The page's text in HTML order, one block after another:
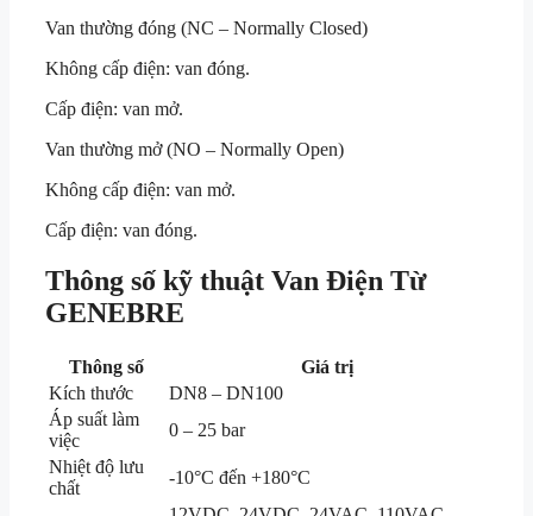
Van thường đóng (NC – Normally Closed)
Không cấp điện: van đóng.
Cấp điện: van mở.
Van thường mở (NO – Normally Open)
Không cấp điện: van mở.
Cấp điện: van đóng.
Thông số kỹ thuật Van Điện Từ
GENEBRE
Thông số
Giá trị
Kích thước
DN8 – DN100
Áp suất làm
việc
0 – 25 bar
Nhiệt độ lưu
chất
-10°C đến +180°C